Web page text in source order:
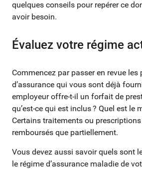
quelques conseils pour repérer ce
avoir besoin.
Évaluez votre régime
Commencez par passer en revue les
d’assurance qui vous sont déjà
employeur offre-t-il un forfait de
qu’est-ce qui est inclus ? Quel est le
Certains traitements ou
remboursés que partiellement.
Vous devez aussi savoir quels sont
le régime d’assurance maladie de